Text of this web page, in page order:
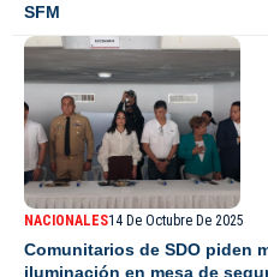
SFM
NACIONALES14 De Octubre De 2025
Comunitarios de SDO piden
iluminación en mesa de